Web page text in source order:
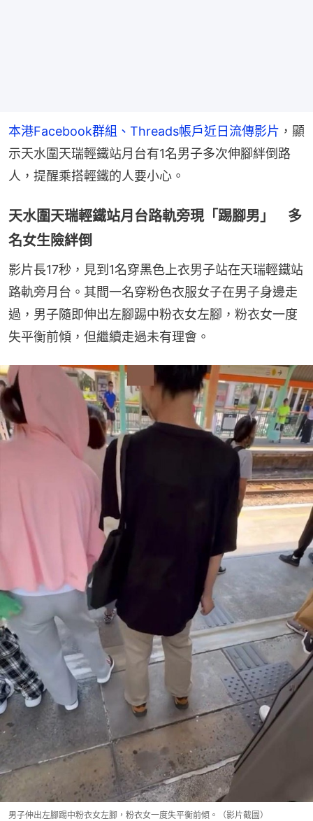
本港Facebook群組、Threads帳戶近日流傳影片 ，顯
示天水圍天瑞輕鐵站月台有1名男子多次伸腳絆倒路
人，提醒乘搭輕鐵的人要小心。
天水圍天瑞輕鐵站月台路軌旁現「踢腳男」 多
名女生險絆倒
影片長17秒，見到1名穿黑色上衣男子站在天瑞輕鐵站
路軌旁月台。其間一名穿粉色衣服女子在男子身邊走
過，男子隨即伸出左腳踢中粉衣女左腳，粉衣女一度
失平衡前傾，但繼續走過未有理會。
男子伸出左腳踢中粉衣女左腳，粉衣女一度失平衡前傾。（影片截圖）